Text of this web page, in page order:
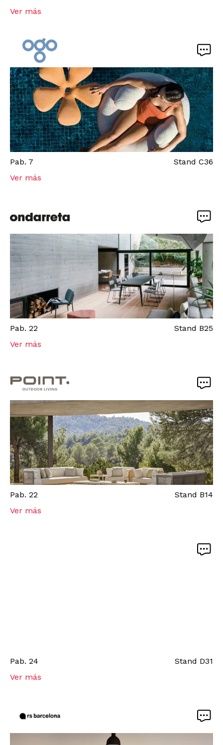
Ver más
Pab. 7 Stand C36
Ver más
Pab. 22 Stand B25
Ver más
Pab. 22 Stand B14
Ver más
Pab. 24 Stand D31
Ver más